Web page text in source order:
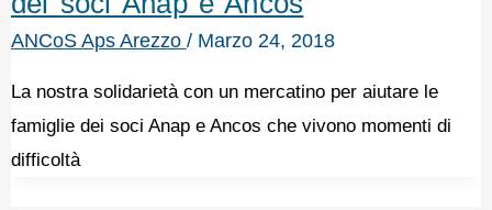
ANCoS Aps Arezzo / Marzo 24, 2018
La nostra solidarietà con un mercatino per aiutare le
famiglie dei soci Anap e Ancos che vivono momenti di
difficoltà